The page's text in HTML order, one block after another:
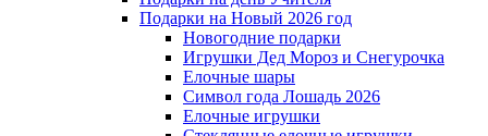
Подарки на Новый 2026 год
Новогодние подарки
Игрушки Дед Мороз и Снегурочка
Елочные шары
Символ года Лошадь 2026
Елочные игрушки